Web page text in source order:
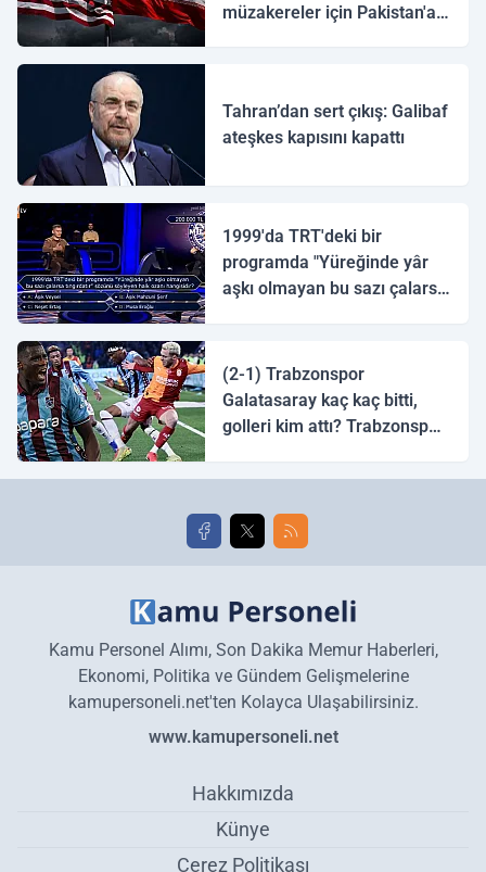
müzakereler için Pakistan'a
Tahran’dan sert çıkış: Galibaf
ateşkes kapısını kapattı
1999'da TRT'deki bir
programda "Yüreğinde yâr
aşkı olmayan bu sazı çalarsa
(2-1) Trabzonspor
Galatasaray kaç kaç bitti,
golleri kim attı? Trabzonspor
golleri!
Kamu Personel Alımı, Son Dakika Memur Haberleri,
Ekonomi, Politika ve Gündem Gelişmelerine
kamupersoneli.net'ten Kolayca Ulaşabilirsiniz.
www.kamupersoneli.net
Hakkımızda
Künye
Çerez Politikası